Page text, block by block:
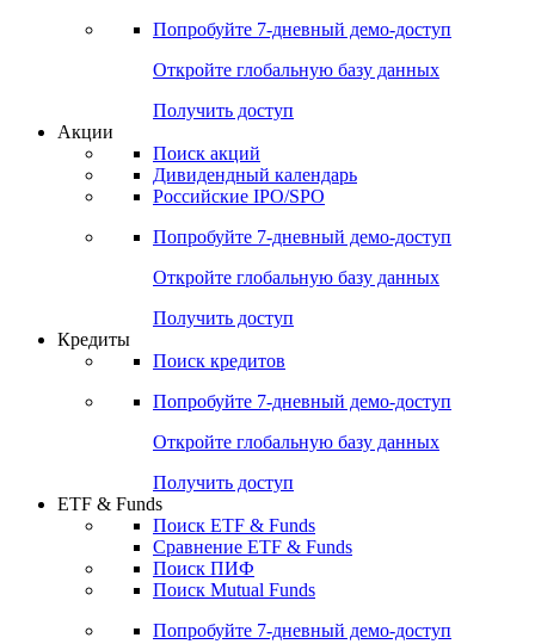
Попробуйте 7-дневный демо-доступ
Откройте глобальную базу данных
Получить доступ
Акции
Поиск акций
Дивидендный календарь
Российские IPO/SPO
Попробуйте 7-дневный демо-доступ
Откройте глобальную базу данных
Получить доступ
Кредиты
Поиск кредитов
Попробуйте 7-дневный демо-доступ
Откройте глобальную базу данных
Получить доступ
ETF & Funds
Поиск ETF & Funds
Сравнение ETF & Funds
Поиск ПИФ
Поиск Mutual Funds
Попробуйте 7-дневный демо-доступ